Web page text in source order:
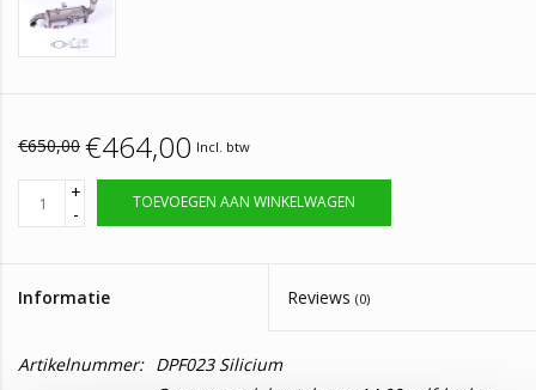
€650,00 €464,00 Incl. btw
+
-
TOEVOEGEN AAN WINKELWAGEN
Informatie Reviews (0)
Artikelnummer: DPF023 Silicium